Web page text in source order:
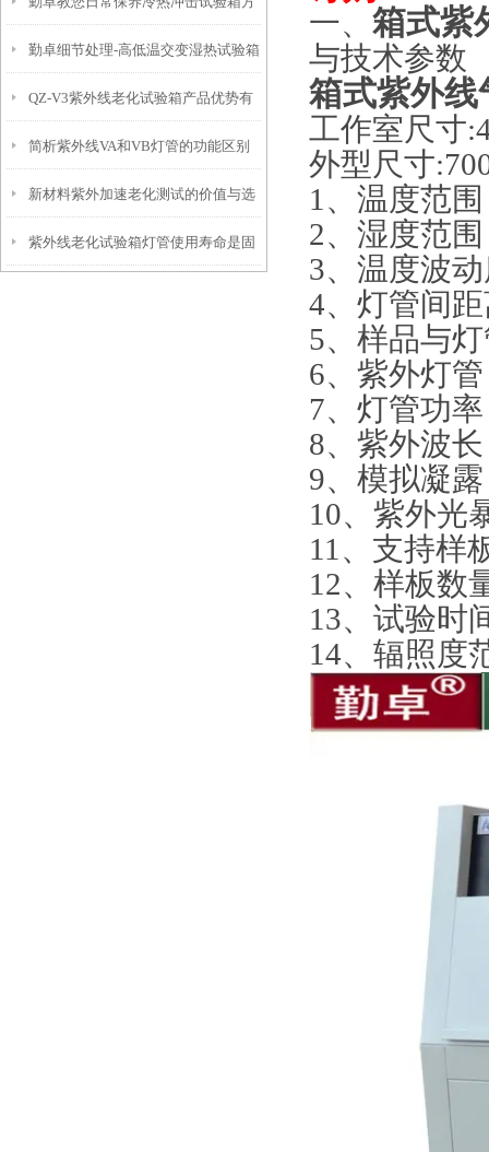
式方法
勤卓细节处理-高低温交变湿热试验箱
照明灯安装在哪里比较合适呢
QZ-V3紫外线老化试验箱产品优势有
哪些？
简析紫外线VA和VB灯管的功能区别
新材料紫外加速老化测试的价值与选
用勤卓紫外线老化试验箱的原因
紫外线老化试验箱灯管使用寿命是固
一、 箱式紫
与技术参数
箱式紫外线
工作室尺寸
外型尺寸
1、温度范
2、湿度范
3、温度波
4、灯管间
5、样品与
6、紫外灯
7、灯管功
8、紫外波
9、模拟凝
10、紫外光
11、支持样
12、样板数
13、试验时
14、辐照度